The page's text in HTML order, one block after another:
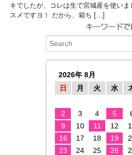
キでしたが、コレは生で宮城産を使い
スメですヨ！ だから、箱ち […]
2026年 8月
日
月 火 水
2
3 4 5
9
10 11 12
16
17 18 19
23
24 25 26